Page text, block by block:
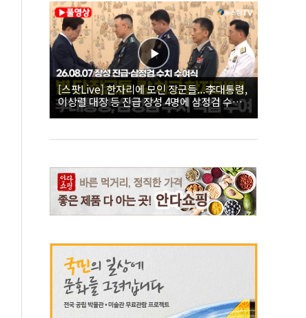
[스팟Live] 한자리에 모인 장군들...李대통령,
이상렬 대장 등 진급 장성 4명에 삼정검 수치
직접 수여｜26.08.07 장성 진급·삼정검 수치